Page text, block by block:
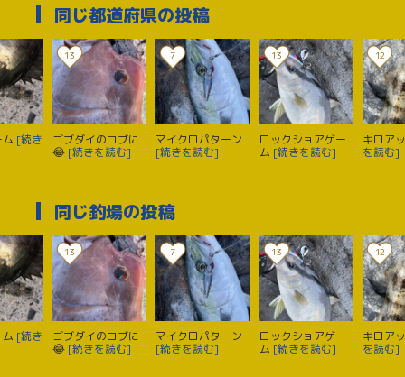
同じ都道府県の投稿
[続き
13
ゴブダイのコブに
😂 [続きを読む]
7
マイクロパターン
[続きを読む]
13
ロックショアゲー
ム [続きを読む]
12
キロア
を読む]
同じ釣場の投稿
[続き
13
ゴブダイのコブに
😂 [続きを読む]
7
マイクロパターン
[続きを読む]
13
ロックショアゲー
ム [続きを読む]
12
キロア
を読む]